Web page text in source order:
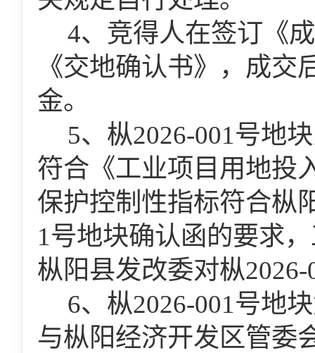
4、竞得人在签订《
《交地确认书》，成
金。
5、枞2026-001号地
符合《工业项目用地投
保护控制性指标符合枞
1号地块确认函的要求
枞阳县发改委对枞2026-
6、枞2026-001号地
与枞阳经济开发区管委